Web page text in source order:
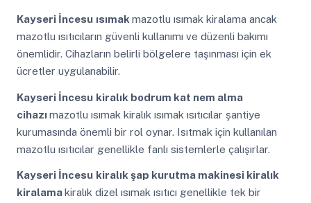
Kayseri İncesu ısımak mazotlu ısımak kiralama ancak
mazotlu ısıtıcıların güvenli kullanımı ve düzenli bakımı
önemlidir. Cihazların belirli bölgelere taşınması için ek
ücretler uygulanabilir.
Kayseri İncesu kiralık bodrum kat nem alma
cihazımazotlu ısımak kiralık ısımak ısıtıcılar şantiye
kurumasında önemli bir rol oynar. Isıtmak için kullanılan
mazotlu ısıtıcılar genellikle fanlı sistemlerle çalışırlar.
Kayseri İncesu kiralık şap kurutma makinesi kiralık
kiralamakiralık dizel ısımak ısıtıcı genellikle tek bir